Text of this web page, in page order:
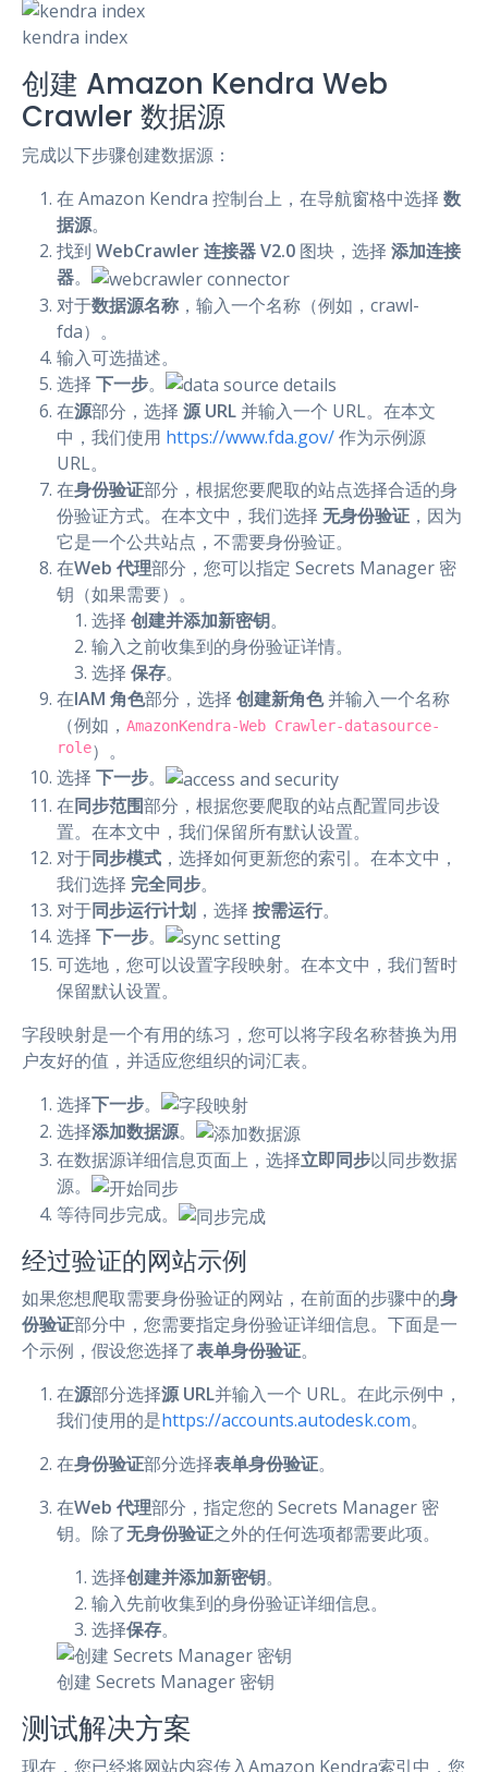
kendra index
创建 Amazon Kendra Web
Crawler 数据源
完成以下步骤创建数据源：
在 Amazon Kendra 控制台上，在导航窗格中选择 数
据源。
找到 WebCrawler 连接器 V2.0 图块，选择 添加连接
器。
对于数据源名称 ，输入一个名称（例如，crawl-
fda）。
输入可选描述。
选择 下一步。
在源部分，选择 源 URL 并输入一个 URL。在本文
中，我们使用 https://www.fda.gov/作为示例源
URL。
在身份验证部分，根据您要爬取的站点选择合适的身
份验证方式。在本文中，我们选择 无身份验证 ，因为
它是一个公共站点，不需要身份验证。
在Web 代理部分，您可以指定 Secrets Manager 密
钥（如果需要）。
选择 创建并添加新密钥。
输入之前收集到的身份验证详情。
选择 保存。
在IAM 角色部分，选择 创建新角色并输入一个名称
（例如， AmazonKendra-Web Crawler-datasource-
role）。
选择 下一步。
在同步范围部分，根据您要爬取的站点配置同步设
置。在本文中，我们保留所有默认设置。
对于同步模式 ，选择如何更新您的索引。在本文中，
我们选择 完全同步。
对于同步运行计划 ，选择 按需运行。
选择 下一步。
可选地，您可以设置字段映射。在本文中，我们暂时
保留默认设置。
字段映射是一个有用的练习，您可以将字段名称替换为用
户友好的值，并适应您组织的词汇表。
选择下一步。
选择添加数据源。
在数据源详细信息页面上，选择立即同步以同步数据
源。
等待同步完成。
经过验证的网站示例
如果您想爬取需要身份验证的网站，在前面的步骤中的身
份验证部分中，您需要指定身份验证详细信息。下面是一
个示例，假设您选择了表单身份验证。
在源部分选择源 URL并输入一个 URL。在此示例中，
我们使用的是https://accounts.autodesk.com。
在身份验证部分选择表单身份验证。
在Web 代理部分，指定您的 Secrets Manager 密
钥。除了无身份验证之外的任何选项都需要此项。
选择创建并添加新密钥。
输入先前收集到的身份验证详细信息。
选择保存。
创建 Secrets Manager 密钥
测试解决方案
现在，您已经将网站内容传入Amazon Kendra索引中，您